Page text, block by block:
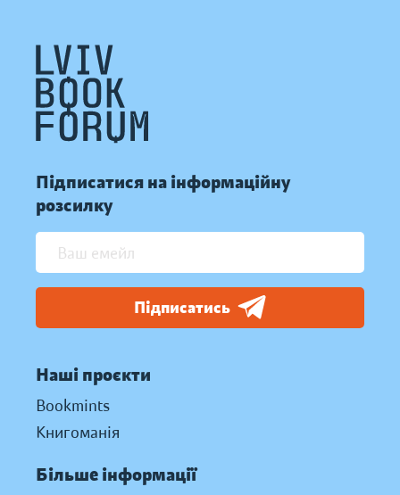
Підписатися на інформаційну
розсилку
Підписатись
Наші проєкти
Bookmints
Книгоманія
Більше інформації